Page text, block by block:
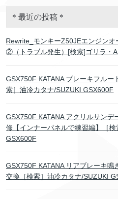
＊最近の投稿＊
Rewrite_モンキーZ50JEエンジン
②（トラブル発生）[検索]ゴリラ・
GSX750F KATANA ブレーキフルー
索］油冷カタナ/SUZUKI GSX600F
GSX750F KATANA アクリルサン
修【インナーパネルで練習編】［
GSX600F
GSX750F KATANA リアブレーキ
交換［検索］油冷カタナ/SUZUKI